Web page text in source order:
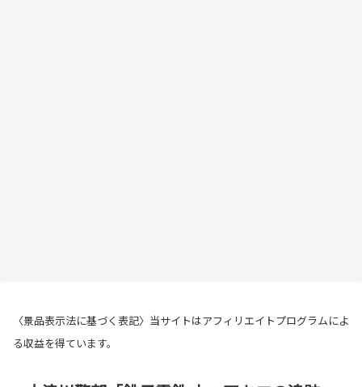
〈景品表示法に基づく表記〉当サイトはアフィリエイトプログラムによ
る収益を得ています。